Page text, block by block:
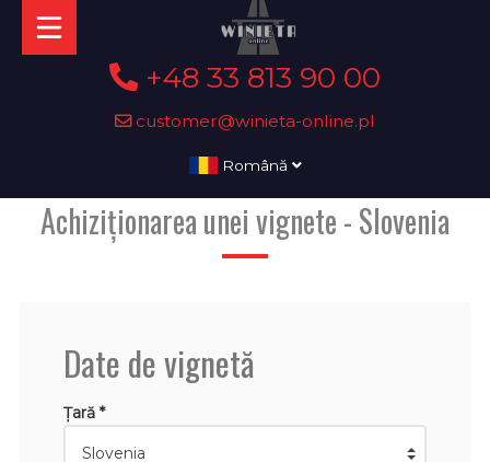
+48 33 813 90 00
customer@winieta-online.pl
Română
Achiziționarea unei vignete - Slovenia
Date de vignetă
Țară *